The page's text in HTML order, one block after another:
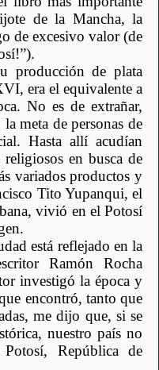
de la Mancha, la
de excesivo valor (de
producción de plata
era el equivalente a
No es de extrañar,
meta de personas de
Hasta allí acudían
en busca de
variados productos y
Tito Yupanqui, el
vivió en el Potosí
está reflejado en la
Ramón Rocha
investigó la época y
encontró, tanto que
me dijo que, si se
nuestro país no
República de